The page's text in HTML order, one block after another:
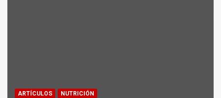
ARTÍCULOS NUTRICIÓN